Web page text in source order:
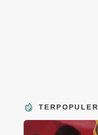
TERPOPULER